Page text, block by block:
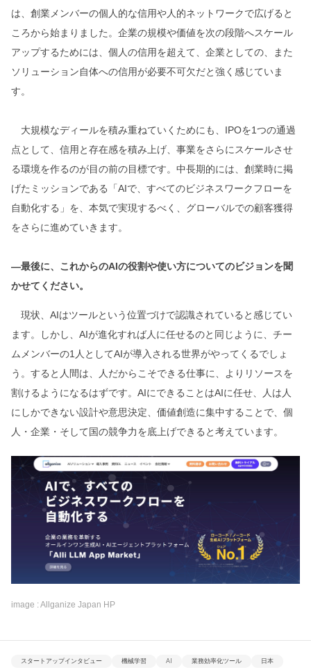
は、創業メンバーの個人的な信用や人的ネットワークで広げると
ころから始まりました。企業の規模や価値を次の段階へスケール
アップするためには、個人の信用を超えて、企業としての、また
ソリューション自体への信用が必要不可欠だと強く感じていま
す。
大規模なディールを積み重ねていくためにも、IPOを1つの通過
点として、信用と存在感を積み上げ、事業をさらにスケールさせ
る環境を作るのが目の前の目標です。中長期的には、創業時に掲
げたミッションである「AIで、すべてのビジネスワークフローを
自動化する」を、本気で実現するべく、グローバルでの顧客獲得
をさらに進めていきます。
―最後に、これからのAIの役割や使い方についてのビジョンを聞
かせてください。
現状、AIはツールという位置づけで認識されていると感じてい
ます。しかし、AIが進化すれば人に任せるのと同じように、チー
ムメンバーの1人としてAIが導入される世界がやってくるでしょ
う。すると人間は、人だからこそできる仕事に、よりリソースを
割けるようになるはずです。AIにできることはAIに任せ、人は人
にしかできない設計や意思決定、価値創造に集中することで、個
人・企業・そして国の競争力を底上げできると考えています。
image : Allganize Japan HP
スタートアップインタビュー 機械学習 AI 業務効率化ツール 日本